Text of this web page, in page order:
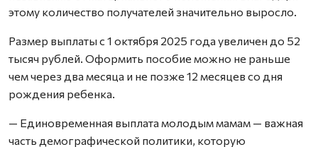
этому количество получателей значительно выросло.
Размер выплаты с 1 октября 2025 года увеличен до 52
тысяч рублей. Оформить пособие можно не раньше
чем через два месяца и не позже 12 месяцев со дня
рождения ребенка.
— Единовременная выплата молодым мамам — важная
часть демографической политики, которую